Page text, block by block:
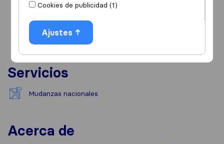
Servicios
Mudanzas nacionales
Acerca de
Cookies de publicidad (1)
Ajustes